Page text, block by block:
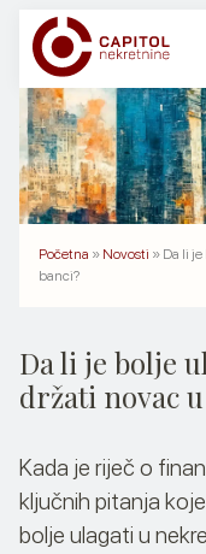
content
NEKRETNINE
USLUGE
O NAMA
Početna » Novosti » Da li
banci?
Da li je bolje
držati novac
Kada je riječ o
ključnih pitanja
bolje ulagati u